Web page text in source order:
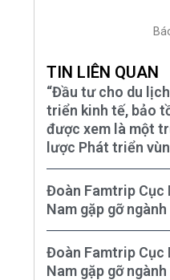
TIN LIÊN QUAN
“Đầu tư cho du
triển kinh tế, bảo
được xem là một
lược Phát triển
Đoàn Famtrip Cục
Nam gặp gỡ
Đoàn Famtrip Cục
Nam gặp gỡ